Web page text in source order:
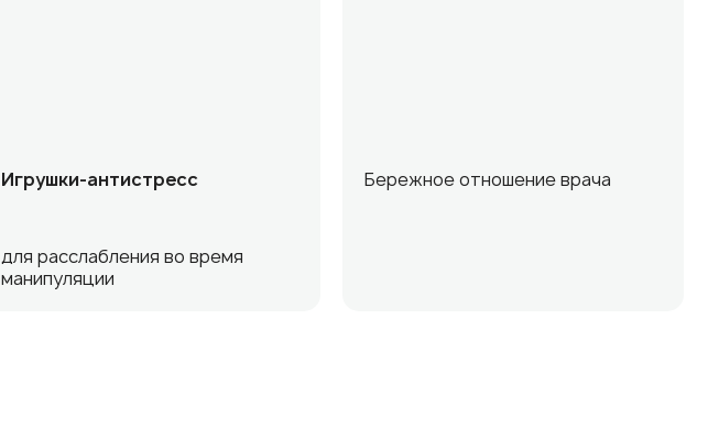
Игрушки-антистресс
для расслабления во время
манипуляции
Бережное отношение врача